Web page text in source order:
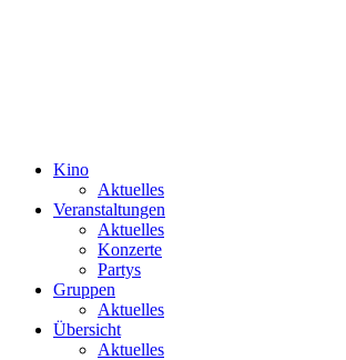
Kino
Aktuelles
Veranstaltungen
Aktuelles
Konzerte
Partys
Gruppen
Aktuelles
Übersicht
Aktuelles